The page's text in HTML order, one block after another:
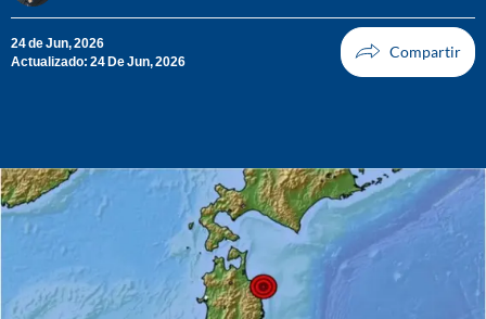
24 de Jun, 2026
Actualizado: 24 De Jun, 2026